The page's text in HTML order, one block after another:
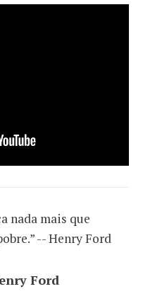
nada mais que
-- Henry Ford
Ford